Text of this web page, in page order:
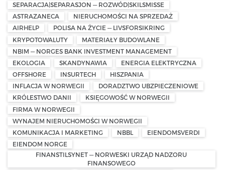
SEPARACJA|SEPARASJON — ROZWÓD|SKILSMISSE
ASTRAZANECA
NIERUCHOMOŚCI NA SPRZEDAŻ
AIRHELP
POLISA NA ŻYCIE — LIVSFORSIKRING
KRYPOTOWALUTY
MATERIAŁY BUDOWLANE
NBIM — NORGES BANK INVESTMENT MANAGEMENT
EKOLOGIA
SKANDYNAWIA
ENERGIA ELEKTRYCZNA
OFFSHORE
INSURTECH
HISZPANIA
INFLACJA W NORWEGII
DORADZTWO UBZPIECZENIOWE
KRÓLESTWO DANII
KSIĘGOWOŚĆ W NORWEGII
FIRMA W NORWEGII
WYNAJEM NIERUCHOMOŚCI W NORWEGII
KOMUNIKACJA I MARKETING
NBBL
EIENDOMSVERDI
EIENDOM NORGE
FINANSTILSYNET — NORWESKI URZĄD NADZORU
FINANSOWEGO